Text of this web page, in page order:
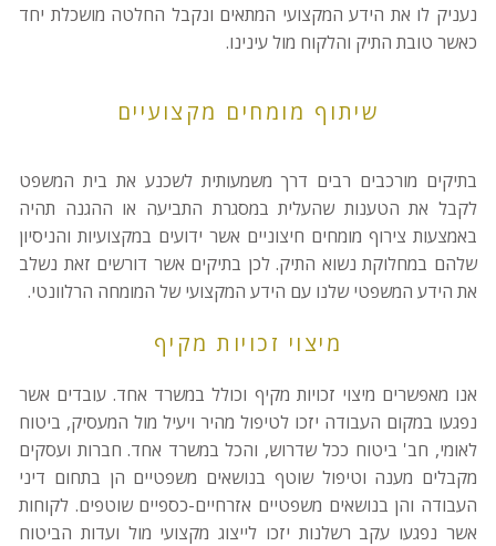
נעניק לו את הידע המקצועי המתאים ונקבל החלטה מושכלת יחד
כאשר טובת התיק והלקוח מול עינינו.
שיתוף מומחים מקצועיים
בתיקים מורכבים רבים דרך משמעותית לשכנע את בית המשפט
לקבל את הטענות שהעלית במסגרת התביעה או ההגנה תהיה
באמצעות צירוף מומחים חיצוניים אשר ידועים במקצועיות והניסיון
שלהם במחלוקת נשוא התיק. לכן בתיקים אשר דורשים זאת נשלב
את הידע המשפטי שלנו עם הידע המקצועי של המומחה הרלוונטי.
מיצוי זכויות מקיף
אנו מאפשרים מיצוי זכויות מקיף וכולל במשרד אחד. עובדים אשר
נפגעו במקום העבודה יזכו לטיפול מהיר ויעיל מול המעסיק, ביטוח
לאומי, חב' ביטוח ככל שדרוש, והכל במשרד אחד. חברות ועסקים
מקבלים מענה וטיפול שוטף בנושאים משפטיים הן בתחום דיני
העבודה והן בנושאים משפטיים אזרחיים-כספיים שוטפים. לקוחות
אשר נפגעו עקב רשלנות יזכו לייצוג מקצועי מול ועדות הביטוח